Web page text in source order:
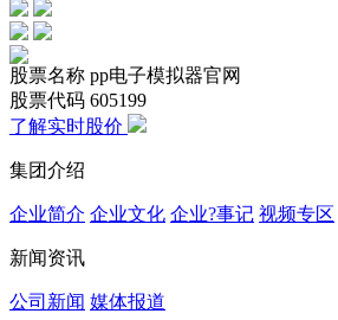
股票名称 pp电子模拟器官网
股票代码 605199
了解实时股价
集团介绍
企业简介 企业文化 企业?事记 视频专区
新闻资讯
公司新闻 媒体报道